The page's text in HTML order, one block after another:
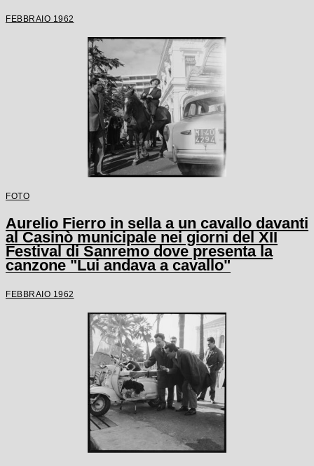
FEBBRAIO 1962
FOTO
Aurelio Fierro in sella a un cavallo davanti
al Casinò municipale nei giorni del XII
Festival di Sanremo dove presenta la
canzone "Lui andava a cavallo"
FEBBRAIO 1962